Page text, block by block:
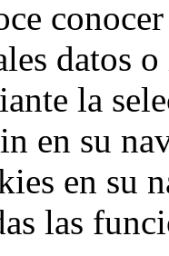
datos
la
en su
en su
las